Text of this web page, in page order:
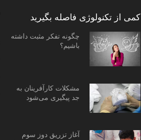
کمی از تکنولوژی فاصله بگیرید
چگونه تفکر مثبت داشته
باشیم؟
مشکلات کارآفرینان به
جد پیگیری می‌شود
آغاز تزریق دوز سوم